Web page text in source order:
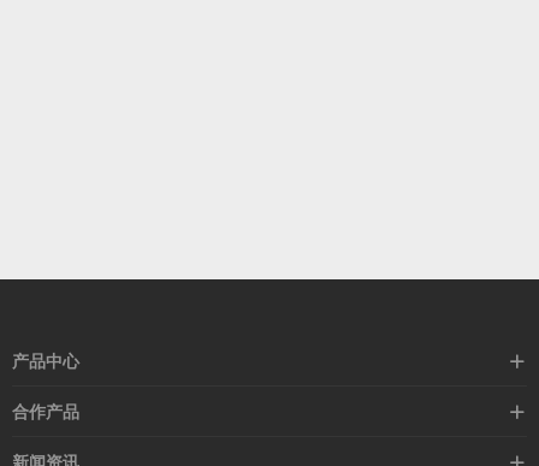
产品中心
高速线缆
合作产品
希捷硬盘